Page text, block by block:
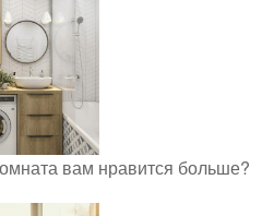
вам нравится больше?